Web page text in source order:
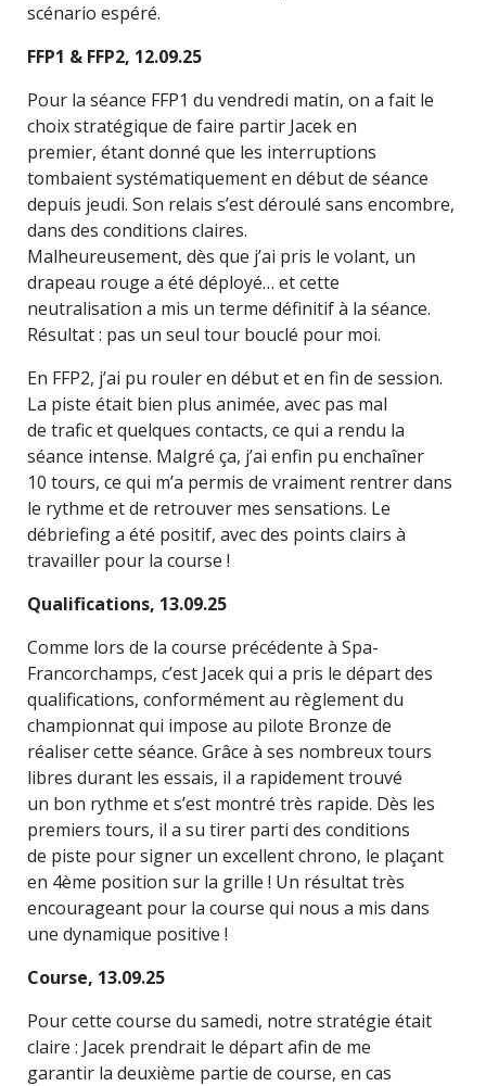
scénario espéré.
FFP1 & FFP2, 12.09.25
Pour la séance FFP1 du vendredi matin, on a fait le
choix stratégique de faire partir Jacek en
premier, étant donné que les interruptions
tombaient systématiquement en début de séance
depuis jeudi. Son relais s’est déroulé sans encombre,
dans des conditions claires.
Malheureusement, dès que j’ai pris le volant, un
drapeau rouge a été déployé… et cette
neutralisation a mis un terme définitif à la séance.
Résultat : pas un seul tour bouclé pour moi.
En FFP2, j’ai pu rouler en début et en fin de session.
La piste était bien plus animée, avec pas mal
de trafic et quelques contacts, ce qui a rendu la
séance intense. Malgré ça, j’ai enfin pu enchaîner
10 tours, ce qui m’a permis de vraiment rentrer dans
le rythme et de retrouver mes sensations. Le
débriefing a été positif, avec des points clairs à
travailler pour la course !
Qualifications, 13.09.25
Comme lors de la course précédente à Spa-
Francorchamps, c’est Jacek qui a pris le départ des
qualifications, conformément au règlement du
championnat qui impose au pilote Bronze de
réaliser cette séance. Grâce à ses nombreux tours
libres durant les essais, il a rapidement trouvé
un bon rythme et s’est montré très rapide. Dès les
premiers tours, il a su tirer parti des conditions
de piste pour signer un excellent chrono, le plaçant
en 4ème position sur la grille ! Un résultat très
encourageant pour la course qui nous a mis dans
une dynamique positive !
Course, 13.09.25
Pour cette course du samedi, notre stratégie était
claire : Jacek prendrait le départ afin de me
garantir la deuxième partie de course, en cas